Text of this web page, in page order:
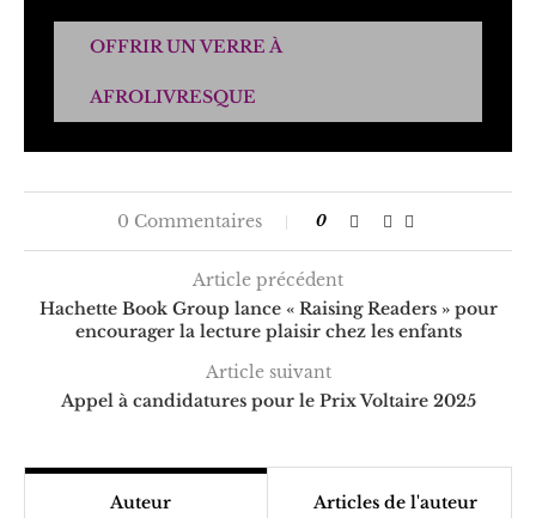
OFFRIR UN VERRE À
AFROLIVRESQUE
0 Commentaires 0
Article précédent
Hachette Book Group lance « Raising Readers » pour
encourager la lecture plaisir chez les enfants
Article suivant
Appel à candidatures pour le Prix Voltaire 2025
Auteur Articles de l'auteur